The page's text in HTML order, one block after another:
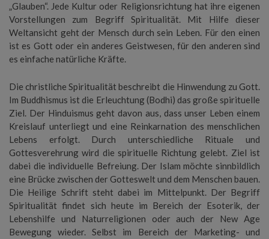
„Glauben“. Jede Kultur oder Religionsrichtung hat ihre eigenen
Vorstellungen zum Begriff Spiritualität. Mit Hilfe dieser
Weltansicht geht der Mensch durch sein Leben. Für den einen
ist es Gott oder ein anderes Geistwesen, für den anderen sind
es einfache natürliche Kräfte.
Die christliche Spiritualität beschreibt die Hinwendung zu Gott.
Im Buddhismus ist die Erleuchtung (Bodhi) das große spirituelle
Ziel. Der Hinduismus geht davon aus, dass unser Leben einem
Kreislauf unterliegt und eine Reinkarnation des menschlichen
Lebens erfolgt. Durch unterschiedliche Rituale und
Gottesverehrung wird die spirituelle Richtung gelebt. Ziel ist
dabei die individuelle Befreiung. Der Islam möchte sinnbildlich
eine Brücke zwischen der Gotteswelt und dem Menschen bauen.
Die Heilige Schrift steht dabei im Mittelpunkt. Der Begriff
Spiritualität findet sich heute im Bereich der Esoterik, der
Lebenshilfe und Naturreligionen oder auch der New Age
Bewegung wieder. Selbst im Bereich der Marketing- und